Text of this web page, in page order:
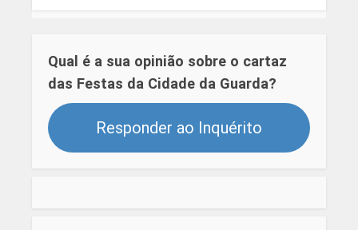
Qual é a sua opinião sobre o cartaz
das Festas da Cidade da Guarda?
Responder ao Inquérito